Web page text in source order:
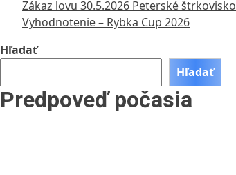
Zákaz lovu 30.5.2026 Peterské štrkovisko
Vyhodnotenie – Rybka Cup 2026
Hľadať
Hľadať
Predpoveď počasia